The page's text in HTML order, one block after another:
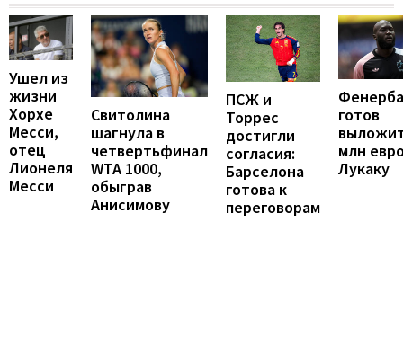
Ушел из
жизни
Хорхе
Месси,
отец
Лионеля
Месси
Свитолина
шагнула в
четвертьфинал
WTA 1000,
обыграв
Анисимову
ПСЖ и
Торрес
достигли
согласия:
Барселона
готова к
переговорам
готов
млн
Лукаку